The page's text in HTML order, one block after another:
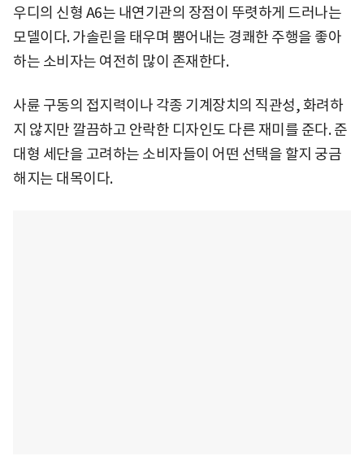
우디의 신형 A6는 내연기관의 장점이 뚜렷하게 드러나는
모델이다. 가솔린을 태우며 뿜어내는 경쾌한 주행을 좋아
하는 소비자는 여전히 많이 존재한다.
사륜 구동의 접지력이나 각종 기계장치의 직관성, 화려하
지 않지만 깔끔하고 안락한 디자인도 다른 재미를 준다. 준
대형 세단을 고려하는 소비자들이 어떤 선택을 할지 궁금
해지는 대목이다.